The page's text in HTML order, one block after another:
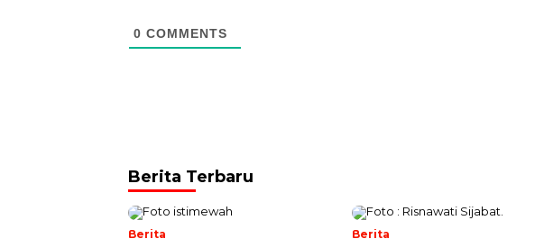
0 COMMENTS
Berita Terbaru
Berita Berita